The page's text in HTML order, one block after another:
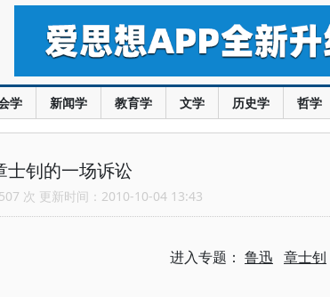
学 新闻学 教育学 文学 历史学 哲学
士钊的一场诉讼
次 更新时间：2010-10-04 13:43
进入专题： 鲁迅 章士钊